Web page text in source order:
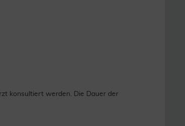
konsultiert werden. Die Dauer der